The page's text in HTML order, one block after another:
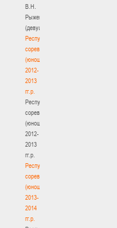
В.Н.
Рыженкова
(девушки)
Республиканские
соревнования
(юноши)
2012-
2013
гг.р.
Республиканские
соревнования
(юноши)
2012-
2013
гг.р.
Республиканские
соревнования
(юноши)
2013-
2014
гг.р.